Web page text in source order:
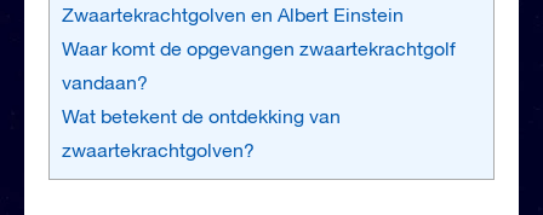
Zwaartekrachtgolven en Albert Einstein
Waar komt de opgevangen zwaartekrachtgolf
vandaan?
Wat betekent de ontdekking van
zwaartekrachtgolven?